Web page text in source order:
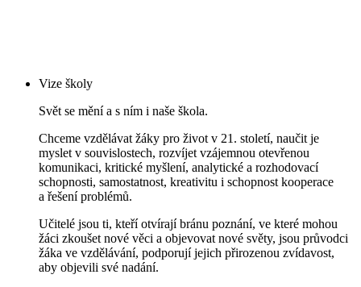
Vize školy
Svět se mění a s ním i naše škola.
Chceme vzdělávat žáky pro život v 21. století, naučit je
myslet v souvislostech, rozvíjet vzájemnou otevřenou
komunikaci, kritické myšlení, analytické a rozhodovací
schopnosti, samostatnost, kreativitu i schopnost kooperace
a řešení problémů.
Učitelé jsou ti, kteří otvírají bránu poznání, ve které mohou
žáci zkoušet nové věci a objevovat nové světy, jsou průvodci
žáka ve vzdělávání, podporují jejich přirozenou zvídavost,
aby objevili své nadání.